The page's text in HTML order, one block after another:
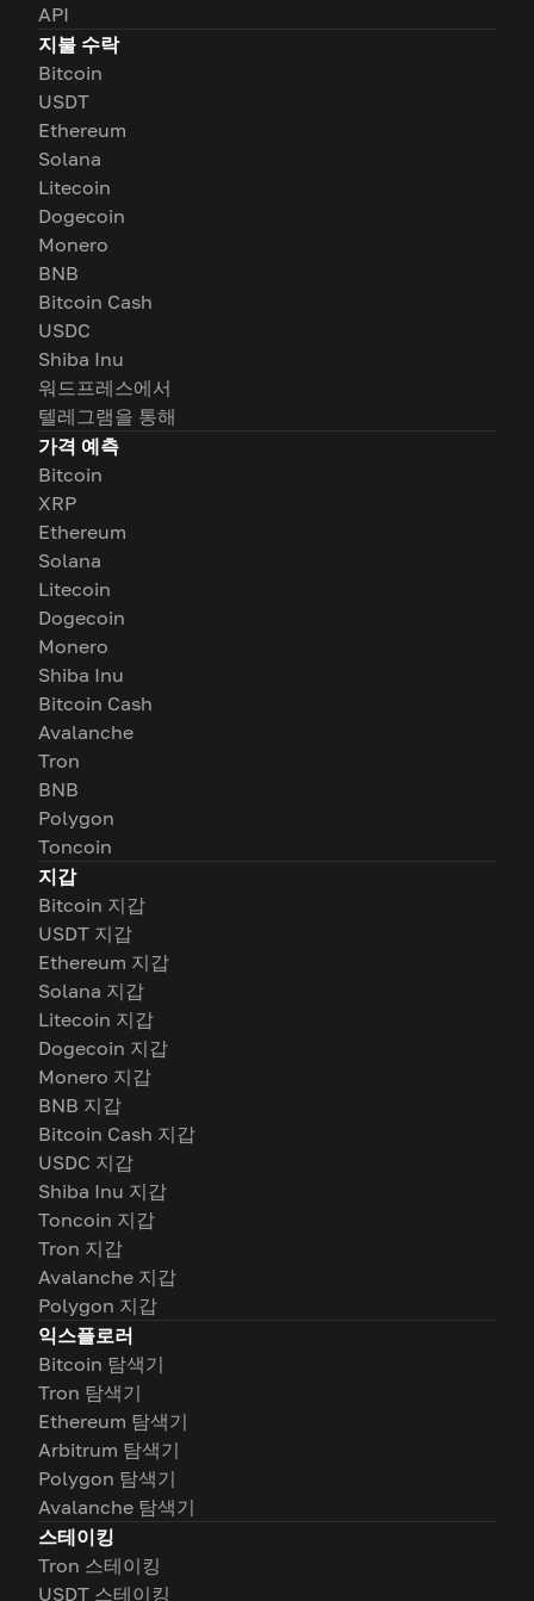
API
지불 수락
Bitcoin
USDT
Ethereum
Solana
Litecoin
Dogecoin
Monero
BNB
Bitcoin Cash
USDC
Shiba Inu
워드프레스에서
텔레그램을 통해
가격 예측
Bitcoin
XRP
Ethereum
Solana
Litecoin
Dogecoin
Monero
Shiba Inu
Bitcoin Cash
Avalanche
Tron
BNB
Polygon
Toncoin
지갑
Bitcoin 지갑
USDT 지갑
Ethereum 지갑
Solana 지갑
Litecoin 지갑
Dogecoin 지갑
Monero 지갑
BNB 지갑
Bitcoin Cash 지갑
USDC 지갑
Shiba Inu 지갑
Toncoin 지갑
Tron 지갑
Avalanche 지갑
Polygon 지갑
익스플로러
Bitcoin 탐색기
Tron 탐색기
Ethereum 탐색기
Arbitrum 탐색기
Polygon 탐색기
Avalanche 탐색기
스테이킹
Tron 스테이킹
USDT 스테이킹